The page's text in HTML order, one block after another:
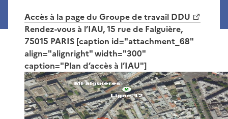
Accès à la page du Groupe de travail DDU
Rendez-vous à l’IAU, 15 rue de Falguière,
75015 PARIS [caption id="attachment_68"
align="alignright" width="300"
caption="Plan d’accès à l’IAU"]